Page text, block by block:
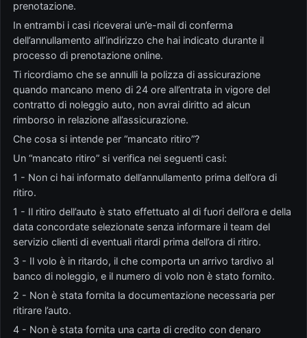
prenotazione.
In entrambi i casi riceverai un’e-mail di conferma
dell’annullamento all’indirizzo che hai indicato durante il
processo di prenotazione online.
Ti ricordiamo che se annulli la polizza di assicurazione
quando mancano meno di 24 ore all’entrata in vigore del
contratto di noleggio auto, non avrai diritto ad alcun
rimborso in relazione all’assicurazione.
Che cosa si intende per “mancato ritiro”?
Un “mancato ritiro” si verifica nei seguenti casi:
1 - Non ci hai informato dell’annullamento prima dell’ora di
ritiro.
1 - Il ritiro dell’auto è stato effettuato al di fuori dell’ora e della
data concordate selezionate senza informare il team del
servizio clienti di eventuali ritardi prima dell’ora di ritiro.
3 - Il volo è in ritardo, il che comporta un arrivo tardivo al
banco di noleggio, e il numero di volo non è stato fornito.
2 - Non è stata fornita la documentazione necessaria per
ritirare l’auto.
4 - Non è stata fornita una carta di credito con denaro